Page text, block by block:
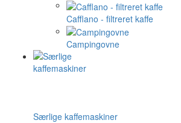
Cafflano - filtreret kaffe
Campingovne
Særlige kaffemaskiner